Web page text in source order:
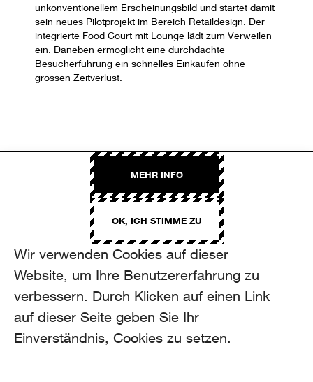
Wir verwenden Cookies auf dieser
Website, um Ihre Benutzererfahrung zu
verbessern. Durch Klicken auf einen Link
auf dieser Seite geben Sie Ihr
Einverständnis, Cookies zu setzen.
OK, ICH STIMME ZU
MEHR INFO
unkonventionellem Erscheinungsbild und startet damit
sein neues Pilotprojekt im Bereich Retaildesign. Der
integrierte Food Court mit Lounge lädt zum Verweilen
ein. Daneben ermöglicht eine durchdachte
Besucherführung ein schnelles Einkaufen ohne
grossen Zeitverlust.
Selected projects
HIGHLIGHTS